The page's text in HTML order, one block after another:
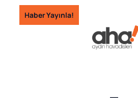
İçeriğe
geç
Haber Yayınla!